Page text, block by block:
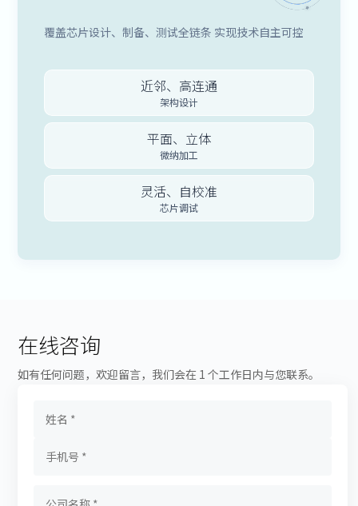
覆盖芯片设计、制备、测试全链条 实现技术自主可控
近邻、高连通
架构设计
平面、立体
微纳加工
灵活、自校准
芯片调试
在线咨询
如有任何问题，欢迎留言，我们会在 1 个工作日内与您联系。